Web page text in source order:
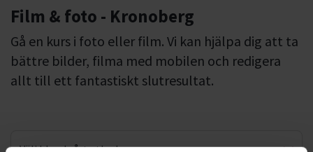
Film & foto - Kronoberg
Gå en kurs i foto eller film. Vi kan hjälpa dig att ta
bättre bilder, filma med mobilen och redigera
allt till ett fantastiskt slutresultat.
Välj bland vårt utbud